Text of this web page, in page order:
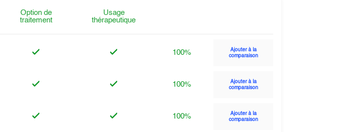
Option de
traitement
Usage
thérapeutique
100%
Ajouter à la
comparaison
100%
Ajouter à la
comparaison
100%
Ajouter à la
comparaison